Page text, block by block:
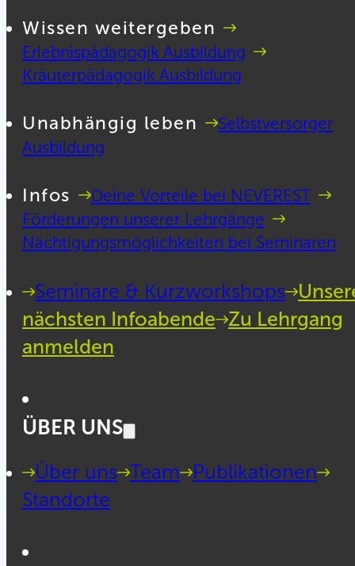
Wissen weitergeben
Erlebnispädagogik Ausbildung
Kräuterpädagogik Ausbildung
Unabhängig leben
Selbstversorger
Ausbildung
Infos
Deine Vorteile bei NEVEREST
Förderungen unserer Lehrgänge
Nächtigungsmöglichkeiten bei Seminaren
Seminare & Kurzworkshops
nächsten Infoabende Zu Lehrgang
anmelden
ÜBER UNS
Über uns Team
Publikationen
Standorte